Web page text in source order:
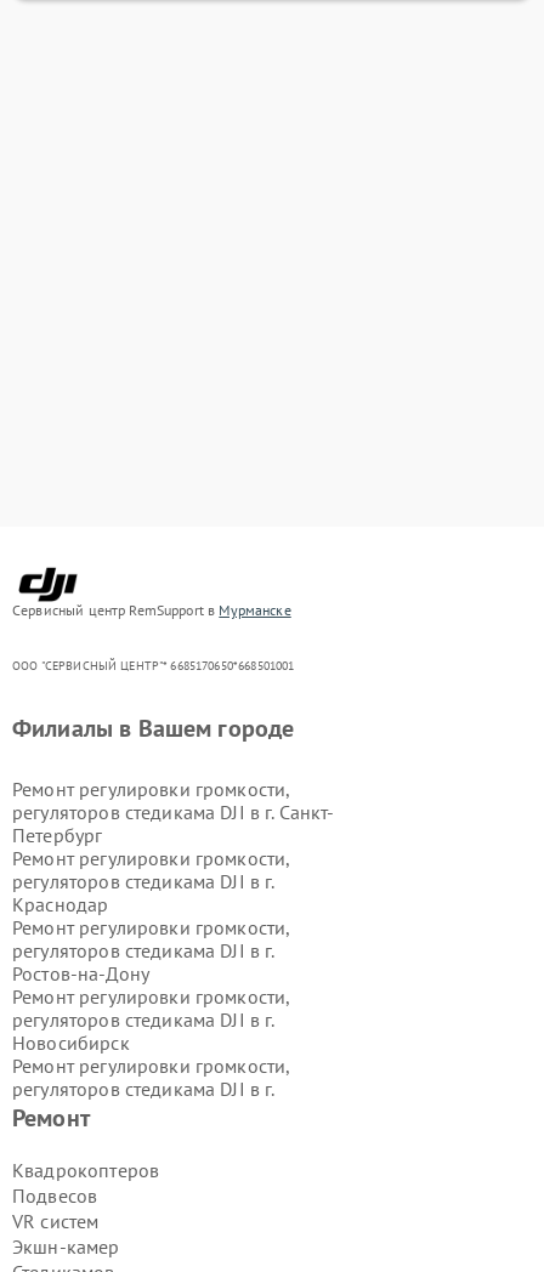
Сервисный центр RemSupport в Мурманске
ООО "СЕРВИСНЫЙ ЦЕНТР"* 6685170650*668501001
Ремонт
Квадрокоптеров
Подвесов
VR систем
Экшн-камер
Филиалы в Вашем городе
Ремонт регулировки громкости,
регуляторов стедикама DJI в г. Санкт-
Петербург
Ремонт регулировки громкости,
регуляторов стедикама DJI в г.
Краснодар
Ремонт регулировки громкости,
регуляторов стедикама DJI в г.
Ростов-на-Дону
Ремонт регулировки громкости,
регуляторов стедикама DJI в г.
Новосибирск
Ремонт регулировки громкости,
регуляторов стедикама DJI в г.
Екатеринбург
регуляторов стедикама DJI в г.
Ремонт регулировки громкости,
регуляторов стедикама DJI в г.
Воронеж
Ремонт регулировки громкости,